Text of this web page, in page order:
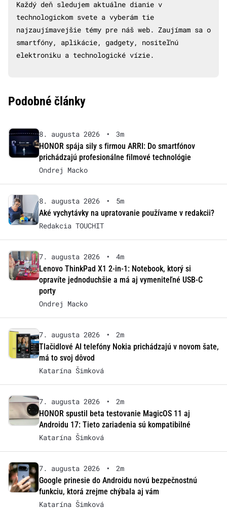
Každý deň sledujem aktuálne dianie v
technologickom svete a vyberám tie
najzaujímavejšie témy pre náš web. Zaujímam sa o
smartfóny, aplikácie, gadgety, nositeľnú
elektroniku a technologické vízie.
Podobné články
8. augusta 2026 •
3m
HONOR spája sily s firmou ARRI: Do smartfónov
prichádzajú profesionálne filmové technológie
Ondrej Macko
8. augusta 2026 •
5m
Aké vychytávky na upratovanie používame v redakcii?
Redakcia TOUCHIT
7. augusta 2026 •
4m
Lenovo ThinkPad X1 2-in-1: Notebook, ktorý si
opravíte jednoduchšie a má aj vymeniteľné USB-C
porty
Ondrej Macko
7. augusta 2026 •
2m
Tlačidlové AI telefóny Nokia prichádzajú v novom šate,
má to svoj dôvod
Katarína Šimková
7. augusta 2026 •
2m
HONOR spustil beta testovanie MagicOS 11 aj
Androidu 17: Tieto zariadenia sú kompatibilné
Katarína Šimková
7. augusta 2026 •
2m
Google prinesie do Androidu novú bezpečnostnú
funkciu, ktorá zrejme chýbala aj vám
Katarína Šimková